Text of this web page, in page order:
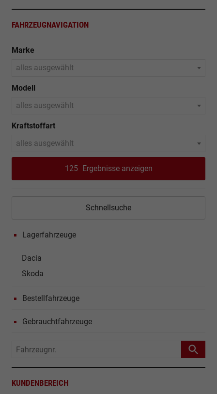
FAHRZEUGNAVIGATION
Marke
alles ausgewählt
Modell
alles ausgewählt
Kraftstoffart
alles ausgewählt
125 Ergebnisse anzeigen
Schnellsuche
Lagerfahrzeuge
Dacia
Skoda
Bestellfahrzeuge
Gebrauchtfahrzeuge
Fahrzeugnr.
KUNDENBEREICH